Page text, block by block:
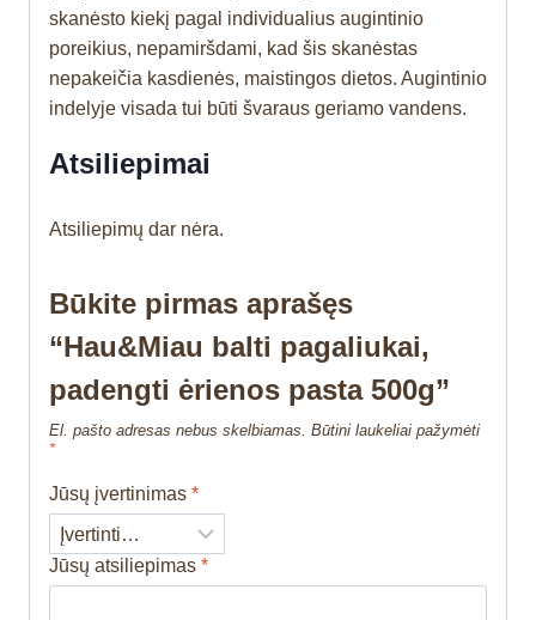
skanėsto kiekį pagal individualius augintinio
poreikius, nepamiršdami, kad šis skanėstas
nepakeičia kasdienės, maistingos dietos. Augintinio
indelyje visada tui būti švaraus geriamo vandens.
Atsiliepimai
Atsiliepimų dar nėra.
Būkite pirmas aprašęs
“Hau&Miau balti pagaliukai,
padengti ėrienos pasta 500g”
El. pašto adresas nebus skelbiamas. Būtini laukeliai pažymėti
*
Jūsų įvertinimas *
Jūsų atsiliepimas *